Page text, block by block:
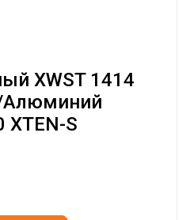
XWST 1414
Алюминий
XTEN-S